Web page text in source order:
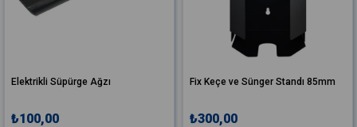
Elektrikli Süpürge Ağzı
₺100,00
Fix Keçe ve Sünger Standı 85mm
₺300,00